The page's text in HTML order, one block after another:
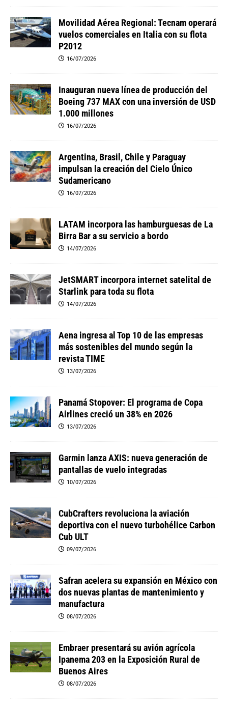
Movilidad Aérea Regional: Tecnam operará
vuelos comerciales en Italia con su flota
P2012
16/07/2026
Inauguran nueva línea de producción del
Boeing 737 MAX con una inversión de USD
1.000 millones
16/07/2026
Argentina, Brasil, Chile y Paraguay
impulsan la creación del Cielo Único
Sudamericano
16/07/2026
LATAM incorpora las hamburguesas de La
Birra Bar a su servicio a bordo
14/07/2026
JetSMART incorpora internet satelital de
Starlink para toda su flota
14/07/2026
Aena ingresa al Top 10 de las empresas
más sostenibles del mundo según la
revista TIME
13/07/2026
Panamá Stopover: El programa de Copa
Airlines creció un 38% en 2026
13/07/2026
Garmin lanza AXIS: nueva generación de
pantallas de vuelo integradas
10/07/2026
CubCrafters revoluciona la aviación
deportiva con el nuevo turbohélice Carbon
Cub ULT
09/07/2026
Safran acelera su expansión en México con
dos nuevas plantas de mantenimiento y
manufactura
08/07/2026
Embraer presentará su avión agrícola
Ipanema 203 en la Exposición Rural de
Buenos Aires
08/07/2026